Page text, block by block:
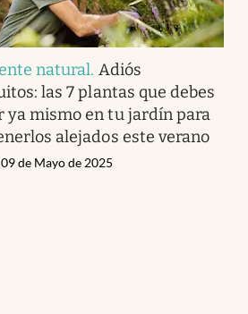
natural. Adiós
las 7 plantas que debes
ya mismo en tu jardín para
alejados este verano
de Mayo de 2025